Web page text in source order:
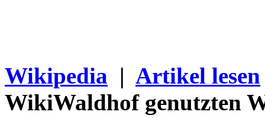
Wikipedia | Artikel lesen
WikiWaldhof genutzten